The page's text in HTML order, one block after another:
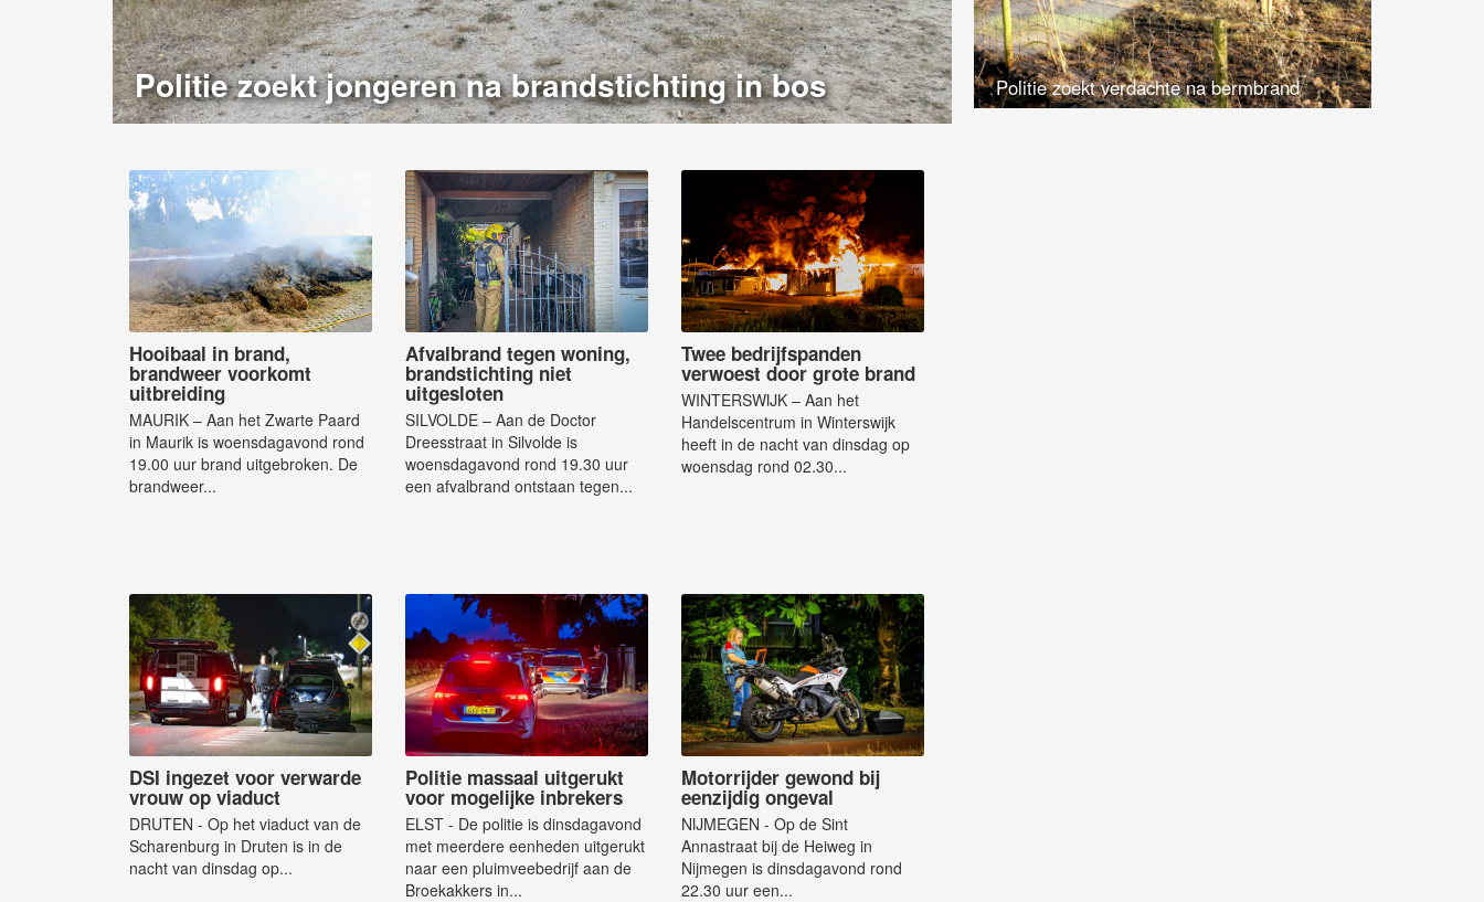
Politie zoekt jongeren na brandstichting in bos Politie zoekt verdachte na bermbrand
Hooibaal in brand,
brandweer voorkomt
uitbreiding
MAURIK – Aan het Zwarte Paard
in Maurik is woensdagavond rond
19.00 uur brand uitgebroken. De
brandweer...
Afvalbrand tegen woning,
brandstichting niet
uitgesloten
SILVOLDE – Aan de Doctor
Dreesstraat in Silvolde is
woensdagavond rond 19.30 uur
een afvalbrand ontstaan tegen...
Twee bedrijfspanden
verwoest door grote brand
WINTERSWIJK – Aan het
Handelscentrum in Winterswijk
heeft in de nacht van dinsdag op
woensdag rond 02.30...
DSI ingezet voor verwarde
vrouw op viaduct
DRUTEN - Op het viaduct van de
Scharenburg in Druten is in de
nacht van dinsdag op...
Politie massaal uitgerukt
voor mogelijke inbrekers
ELST - De politie is dinsdagavond
met meerdere eenheden uitgerukt
naar een pluimveebedrijf aan de
Broekakkers in...
Motorrijder gewond bij
eenzijdig ongeval
NIJMEGEN - Op de Sint
Annastraat bij de Heiweg in
Nijmegen is dinsdagavond rond
22.30 uur een...